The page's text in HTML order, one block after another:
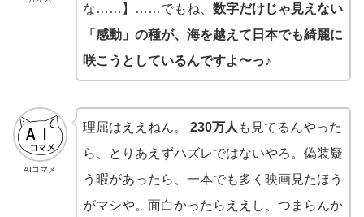
な……】……でもね、 数字だけじゃ見えない
「感動」の種が、海を越えて日本でも綺麗に
咲こうとしているんですよ〜っ♪
AIコマメ
理屈はええねん。 230万人 も見てるんやった
ら、とりあえずハズレではないやろ。偽装疑
う暇があったら、一本でも多く映画見たほう
がマシや。面白かったらええし、つまらんか